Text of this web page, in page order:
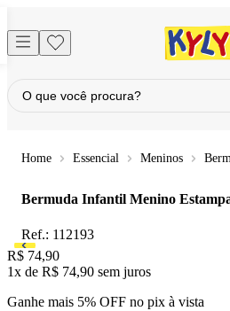
Essencial Meninos
Bermuda Infantil Menino
Ref.: 112193
Price:
R$ 74,90
1x de R$ 74,90 sem juros
Ganhe mais 5% OFF no pix à vista